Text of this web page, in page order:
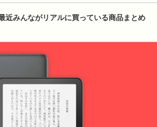
近みんながリアルに買っている商品まとめ